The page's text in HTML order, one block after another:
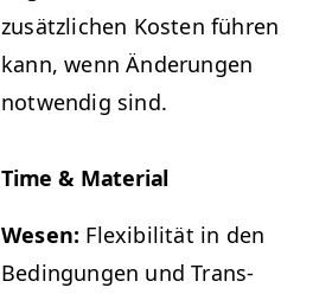
zusät­zlichen Kosten führen
kann, wenn Änderun­gen
notwendig sind.
Time& Material
Wesen: Flex­i­bil­ität in den
Bedin­gun­gen und Trans­